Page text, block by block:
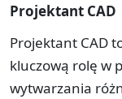
Projektant CAD
Projektant CAD
kluczową rolę w
wytwarzania